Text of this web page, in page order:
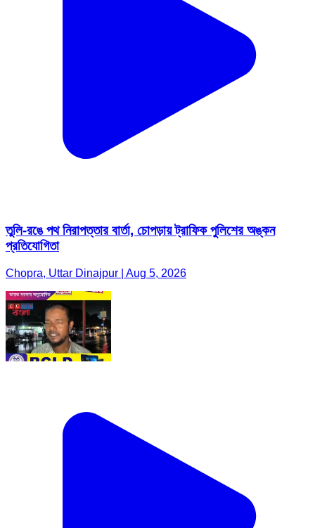
তুলি-রঙে পথ নিরাপত্তার বার্তা, চোপড়ায় ট্রাফিক পুলিশের অঙ্কন
প্রতিযোগিতা
Chopra, Uttar Dinajpur | Aug 5, 2026